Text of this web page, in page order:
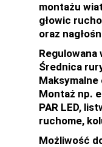
montażu
głowic
oraz
Regulowana
Średnica
Montaż np.
PAR LED,
ruchome,
Możliwość